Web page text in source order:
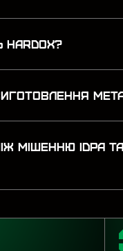
МІШЕННЮ IDPA